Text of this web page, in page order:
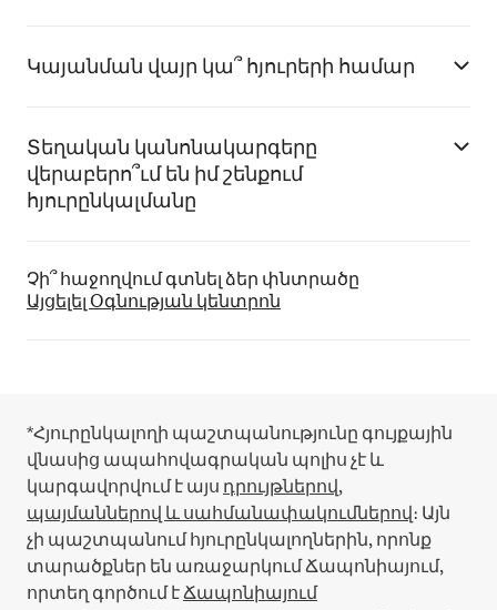
Կայանման վայր կա՞ հյուրերի համար
Տեղական կանոնակարգերը
վերաբերո՞ւմ են իմ շենքում
հյուրընկալմանը
Չի՞ հաջողվում գտնել ձեր փնտրածը
Այցելել Օգնության կենտրոն
*Հյուրընկալողի պաշտպանությունը գույքային
վնասից ապահովագրական պոլիս չէ և
կարգավորվում է այս դրույթներով,
պայմաններով և սահմանափակումներով։ Այն
չի պաշտպանում հյուրընկալողներին, որոնք
տարածքներ են առաջարկում Ճապոնիայում,
որտեղ գործում էՃապոնիայում